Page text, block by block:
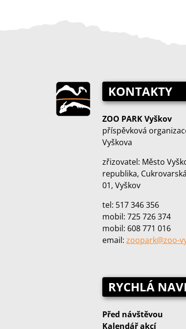
KONTAKTY
ZOO PARK Vyškov
příspěvková
Vyškova
zřizovatel: Město
republika,
01, Vyškov
tel: 517 346 356
mobil: 725 726 374
mobil: 608 771 016
email:
RYCHLÁ
Před návštěvou
Kalendář akcí